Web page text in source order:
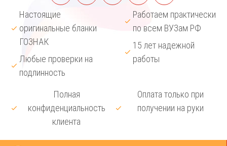
Настоящие
оригинальные бланки
ГОЗНАК
Любые проверки на
подлинность
Работаем практически
по всем ВУЗам РФ
15 лет надежной
работы
Полная
конфиденциальность
клиента
Оплата только при
получении на руки